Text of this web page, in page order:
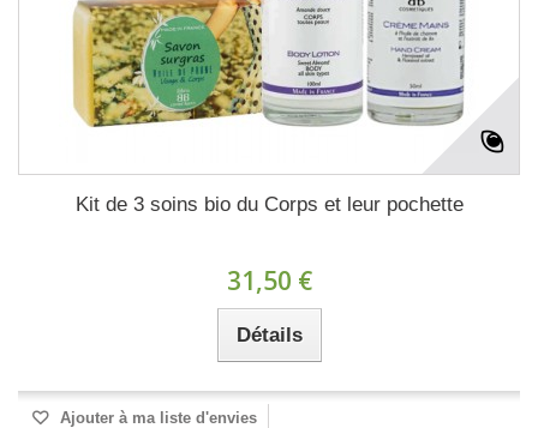
Kit de 3 soins bio du Corps et leur pochette
31,50 €
Détails
Ajouter à ma liste d'envies